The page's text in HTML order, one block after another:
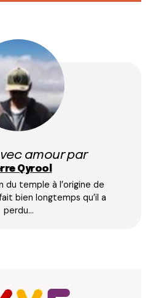
des lumières dans
de Lyon comme
sympas et surtout le stand
vente d’objets lumineux au
plus tranquille pour les
www.spa-lyon.org
amour par
Qyrool
du temple à l’origine de
bien longtemps qu’il a
perdu…